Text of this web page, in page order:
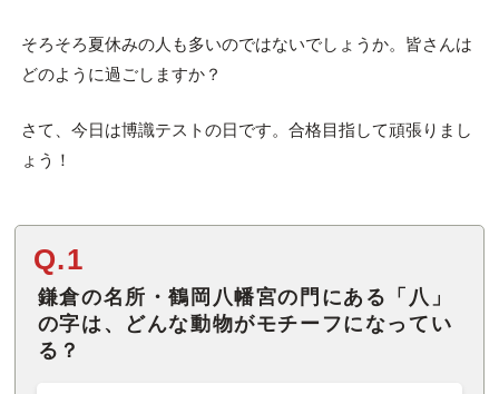
そろそろ夏休みの人も多いのではないでしょうか。皆さんは
どのように過ごしますか？
さて、今日は博識テストの日です。合格目指して頑張りまし
ょう！
Q.1
鎌倉の名所・鶴岡八幡宮の門にある「八」
の字は、どんな動物がモチーフになってい
る？